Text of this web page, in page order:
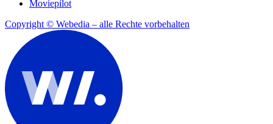
Moviepilot
Copyright © Webedia – alle Rechte vorbehalten